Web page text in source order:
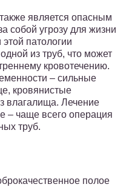
является опасным
собой угрозу для жизни
патологии
из труб, что может
кровотечению.
– сильные
кровянистые
влагалища. Лечение
– чаще всего операция
труб.
полое